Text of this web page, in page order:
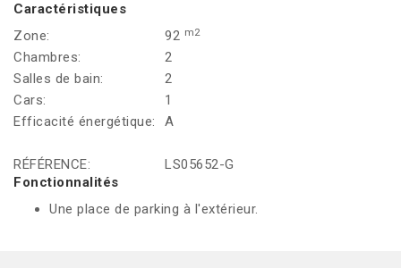
Caractéristiques
Zone:
92 m2
Chambres:
2
Salles de bain:
2
Cars:
1
Efficacité énergétique:
A
RÉFÉRENCE:
LS05652-G
Fonctionnalités
Une place de parking à l'extérieur.